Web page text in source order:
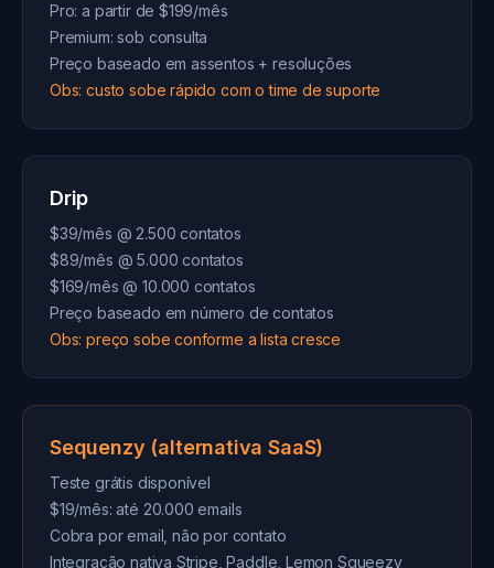
Pro: a partir de $199/mês
Premium: sob consulta
Preço baseado em assentos + resoluções
Obs: custo sobe rápido com o time de suporte
Drip
$39/mês @ 2.500 contatos
$89/mês @ 5.000 contatos
$169/mês @ 10.000 contatos
Preço baseado em número de contatos
Obs: preço sobe conforme a lista cresce
Sequenzy (alternativa SaaS)
Teste grátis disponível
$19/mês: até 20.000 emails
Cobra por email, não por contato
Integração nativa Stripe, Paddle, Lemon Squeezy